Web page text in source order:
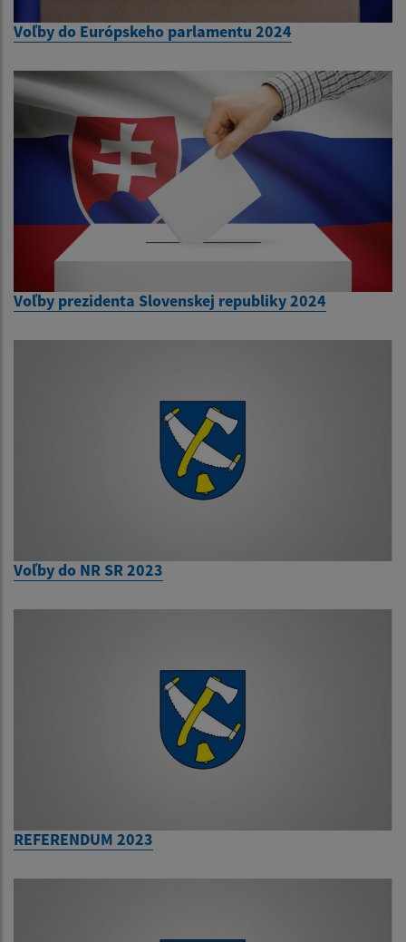
Voľby do Európskeho parlamentu 2024
Voľby prezidenta Slovenskej republiky 2024
Voľby do NR SR 2023
REFERENDUM 2023